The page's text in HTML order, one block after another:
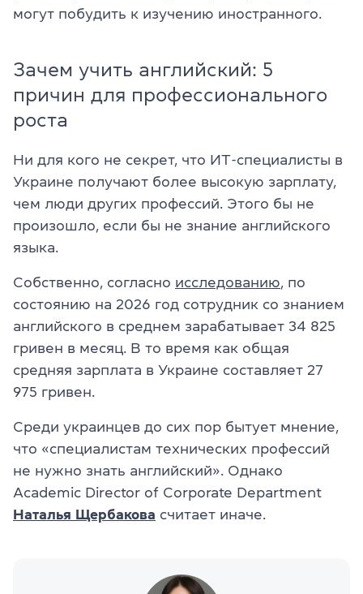
могут побудить к изучению иностранного.
Зачем учить английский: 5
причин для профессионального
роста
Ни для кого не секрет, что ИТ-специалисты в
Украине получают более высокую зарплату,
чем люди других профессий. Этого бы не
произошло, если бы не знание английского
языка.
Собственно, согласно исследованию , по
состоянию на 2026 год сотрудник со знанием
английского в среднем зарабатывает 34 825
гривен в месяц. В то время как общая
средняя зарплата в Украине составляет 27
975 гривен.
Среди украинцев до сих пор бытует мнение,
что «специалистам технических профессий
не нужно знать английский». Однако
Academic Director of Corporate Department
Наталья Щербакова считает иначе.